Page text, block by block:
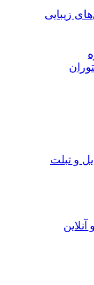
زیبایی
و تبلت